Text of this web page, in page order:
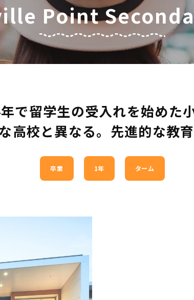
Point
で留学生の受入れを始めた小
高校と異なる。先進的な教
卒業 1年 ターム